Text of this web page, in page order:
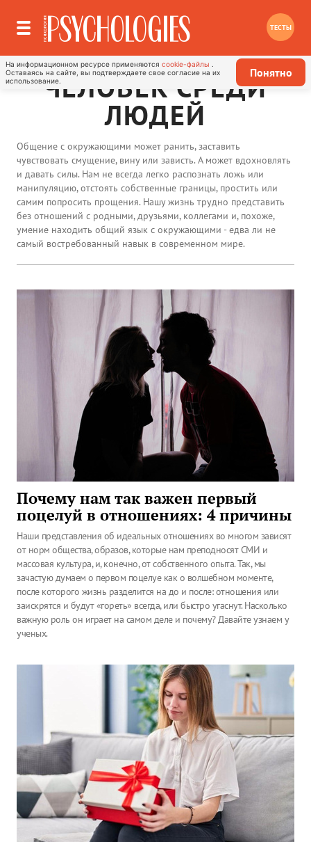
ТЕСТЫ
На информационном ресурсе применяются cookie-файлы
Оставаясь на сайте, вы подтверждаете свое согласие на их
использование.
Понятно
ЧЕЛОВЕК СРЕДИ
ЛЮДЕЙ
Общение с окружающими может ранить, заставить
чувствовать смущение, вину или зависть. А может вдохновлять
и давать силы. Нам не всегда легко распознать ложь или
манипуляцию, отстоять собственные границы, простить или
самим попросить прощения. Нашу жизнь трудно представить
без отношений с родными, друзьями, коллегами и, похоже,
умение находить общий язык с окружающими - едва ли не
самый востребованный навык в современном мире.
Почему нам так важен первый
поцелуй в отношениях: 4 причины
Наши представления об идеальных отношениях во многом зависят
от норм общества, образов, которые нам преподносят СМИ и
массовая культура, и, конечно, от собственного опыта. Так, мы
зачастую думаем о первом поцелуе как о волшебном моменте,
после которого жизнь разделится на до и после: отношения или
заискрятся и будут «гореть» всегда, или быстро угаснут. Насколько
важную роль он играет на самом деле и почему? Давайте узнаем у
ученых.